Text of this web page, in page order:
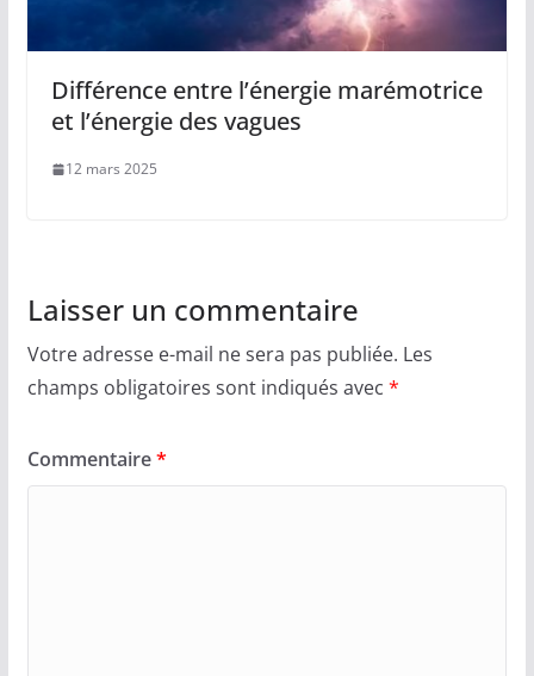
Différence entre l’énergie marémotrice
et l’énergie des vagues
12 mars 2025
Laisser un commentaire
Votre adresse e-mail ne sera pas publiée. Les
champs obligatoires sont indiqués avec *
Commentaire*